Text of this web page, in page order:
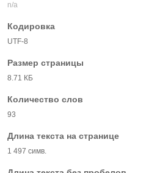
n/a
Кодировка
UTF-8
Размер страницы
8.71 КБ
Количество слов
93
Длина текста на странице
1 497 симв.